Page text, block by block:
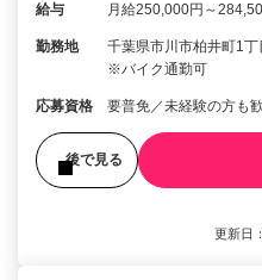
給与 月給250,000円～
勤務地
千葉県市川市柏井町1
※バイク通勤可
応募資格 要普免／未経験の方も
後で見る
更新日